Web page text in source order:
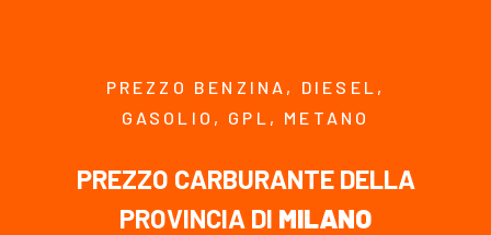
PREZZO BENZINA, DIESEL,
GASOLIO, GPL, METANO
PREZZO CARBURANTE DELLA
PROVINCIA DI MILANO